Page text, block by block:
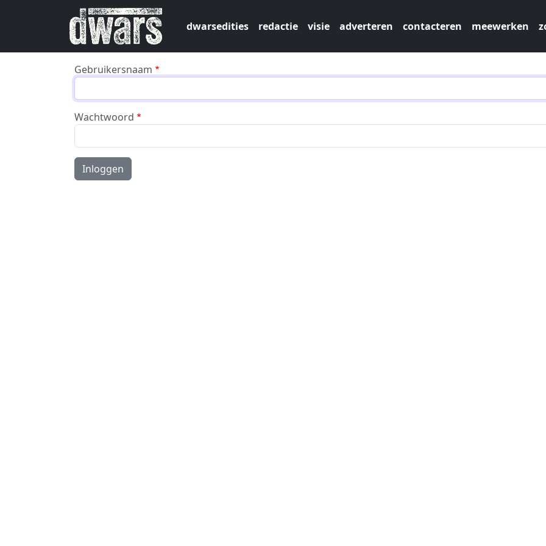
Overslaan en naar de inhoud gaan
dwarsedities
redactie visie adverteren contacteren meewerken
Gebruikersnaam
Wachtwoord